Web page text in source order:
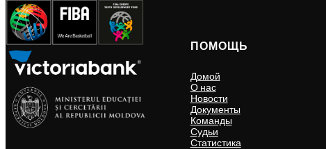
ПОМОЩЬ
Домой
О нас
Новости
Документы
Команды
Судьи
Статистика